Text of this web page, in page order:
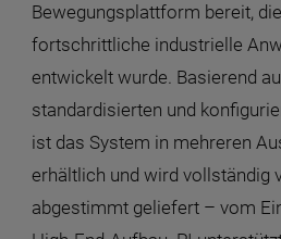
Bewegungsplattform bereit,
fortschrittliche industrielle
entwickelt wurde. Basierend
standardisierten und
ist das System in mehreren
erhältlich und wird vollständig
abgestimmt geliefert – vom